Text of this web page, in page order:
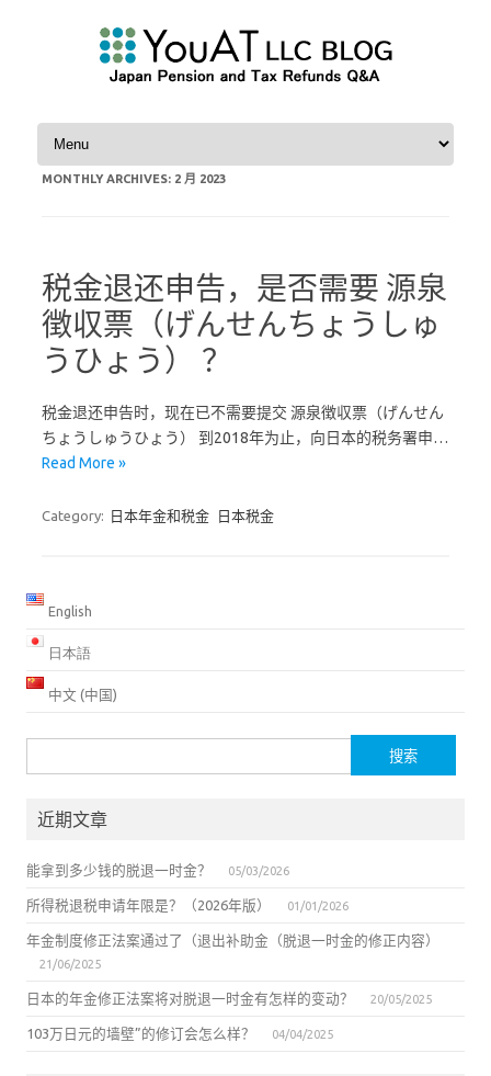
Skip to content
MONTHLY ARCHIVES: 2 月 2023
税金退还申告，是否需要 源泉
徴収票（げんせんちょうしゅ
うひょう） ？
税金退还申告时，现在已不需要提交 源泉徴収票（げんせん
ちょうしゅうひょう） 到2018年为止，向日本的税务署申…
Read More »
Category: 日本年金和税金 日本税金
English
日本語
中文 (中国)
索：
近期文章
能拿到多少钱的脱退一时金？ 05/03/2026
所得税退税申请年限是？（2026年版） 01/01/2026
年金制度修正法案通过了（退出补助金（脱退一时金的修正内容）
21/06/2025
日本的年金修正法案将对脱退一时金有怎样的变动？ 20/05/2025
103万日元的墙壁”的修订会怎么样？ 04/04/2025